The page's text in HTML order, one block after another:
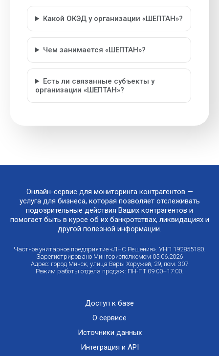
Какой ОКЭД у организации «ШЕПТАН»?
Чем занимается «ШЕПТАН»?
Есть ли связанные субъекты у
организации «ШЕПТАН»?
Онлайн-сервис для мониторинга контрагентов —
услуга для бизнеса, которая позволяет отслеживать
подозрительные действия Ваших контрагентов и
помогает быть в курсе об их банкротствах, ликвидациях и
другой полезной информации.
Частное унитарное предприятие «ЛНС Решения». УНП 192855180.
Зарегистрировано Мингорисполкомом 05.06.2026
Адрес: город Минск, улица Веры Хоружей, 29, пом. 307
Режим работы отдела продаж: ПН-ПТ 09:00–17:00.
Доступ к базе
О сервисе
Источники данных
Интеграция и API